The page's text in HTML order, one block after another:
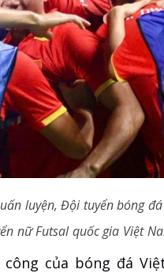
luyện, Đội tuyển bóng
nữ Futsal quốc gia Việt
của bóng đá